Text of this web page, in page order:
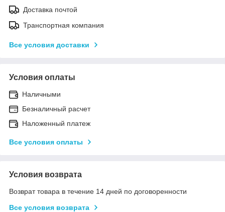
Доставка почтой
Транспортная компания
Все условия доставки
Условия оплаты
Наличными
Безналичный расчет
Наложенный платеж
Все условия оплаты
Условия возврата
Возврат товара в течение 14 дней по договоренности
Все условия возврата